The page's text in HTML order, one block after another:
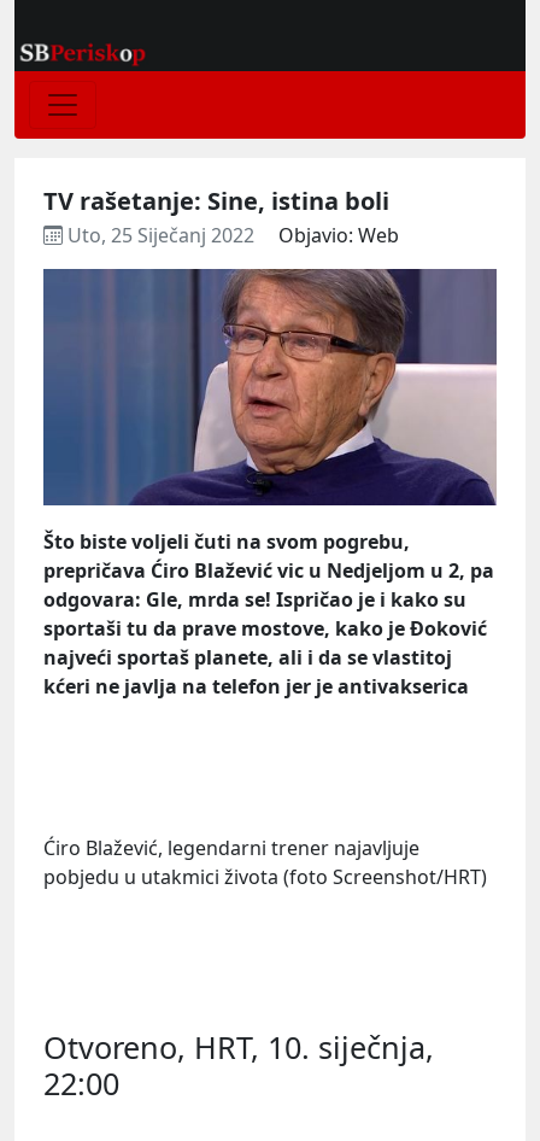
TV rašetanje: Sine, istina boli
Uto, 25 Siječanj 2022 Objavio: Web
Što biste voljeli čuti na svom pogrebu,
prepričava Ćiro Blažević vic u Nedjeljom u 2, pa
odgovara: Gle, mrda se! Ispričao je i kako su
sportaši tu da prave mostove, kako je Đoković
najveći sportaš planete, ali i da se vlastitoj
kćeri ne javlja na telefon jer je antivakserica
Ćiro Blažević, legendarni trener najavljuje
pobjedu u utakmici života (foto Screenshot/HRT)
Otvoreno, HRT, 10. siječnja,
22:00